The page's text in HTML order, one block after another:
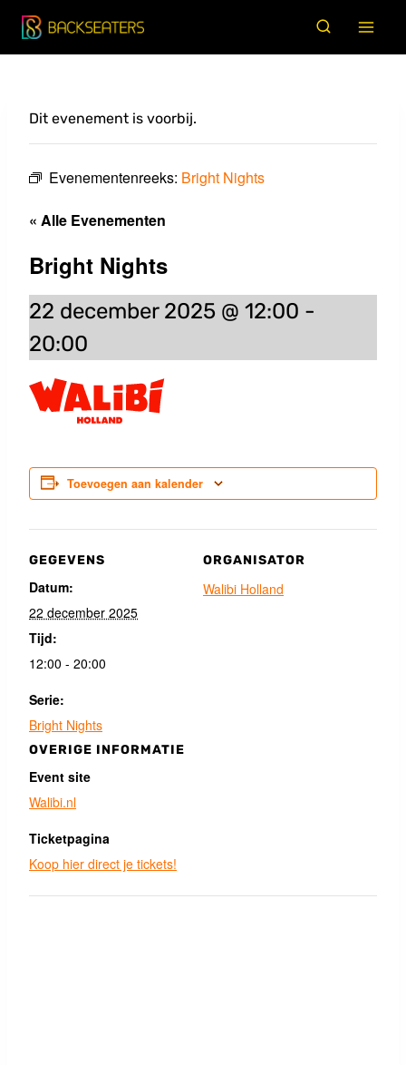
Doorgaan
naar
Dit evenement is voorbij.
Evenementenreeks: Bright Nights
« Alle Evenementen
Bright Nights
22 december 2025 @ 12:00 -
20:00
Toevoegen aan kalender
GEGEVENS
Datum:
22 december 2025
Tijd:
12:00 - 20:00
Serie:
Bright Nights
ORGANISATOR
Walibi Holland
OVERIGE INFORMATIE
Event site
Walibi.nl
Ticketpagina
Koop hier direct je tickets!